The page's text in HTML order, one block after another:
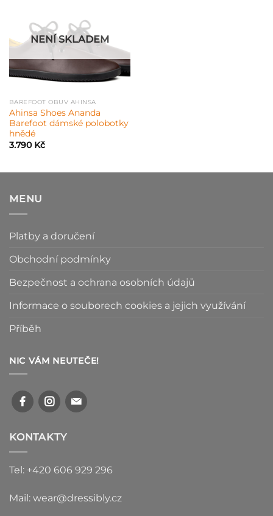
NENÍ SKLADEM
BAREFOOT OBUV AHINSA
Ahinsa Shoes Ananda
Barefoot dámské polobotky
hnědé
3.790 Kč
MENU
Platby a doručení
Obchodní podmínky
Bezpečnost a ochrana osobních údajů
Informace o souborech cookies a jejich využívání
Příběh
NIC VÁM NEUTEČE!
KONTAKTY
Tel: +420 606 929 296
Mail: wear@dressibly.cz